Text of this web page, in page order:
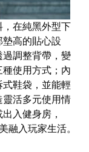
在純黑外型下
高的貼心設
調整背帶，變
使用方式；內
鞋袋，並能輕
活多元使用情
入健身房，
融入玩家生活。